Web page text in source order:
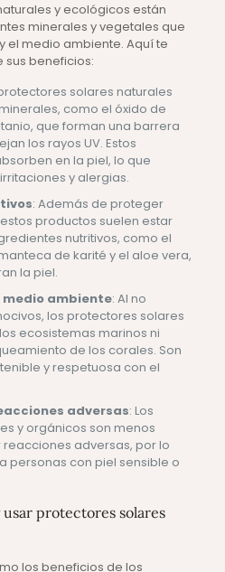
y ecológicos están
minerales y vegetales que
el medio ambiente. Aquí te
beneficios:
solares naturales
como el óxido de
que forman una barrera
los rayos UV. Estos
en la piel, lo que
y alergias.
: Además de proteger
productos suelen estar
nutritivos, como el
de karité y el aloe vera,
la piel.
ambiente: Al no
los protectores solares
ecosistemas marinos ni
de los corales. Son
y respetuosa con el
adversas: Los
y orgánicos son menos
adversas, por lo
personas con piel sensible o
protectores solares
los beneficios de los